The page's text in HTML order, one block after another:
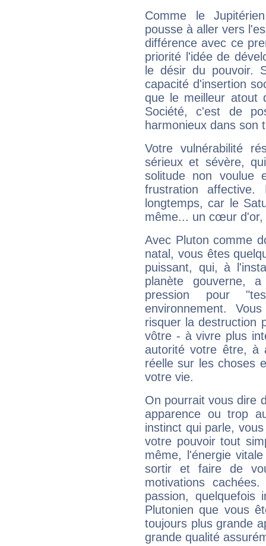
Comme le
pousse à aller vers
différence avec ce
priorité l'idée de
le désir du pouvoir.
capacité d'insertion
que le meilleur atout
Société, c'est de
harmonieux dans son
Votre vulnérabilité
sérieux et sévère,
solitude non voulue
frustration
longtemps, car le
même... un cœur d'or,
Avec Pluton comme
natal, vous êtes
puissant, qui, à
planète gouverne,
pression pour
environnement.
risquer la destruction
vôtre - à vivre plus
autorité votre être, à
réelle sur les choses
votre vie.
On pourrait vous dire
apparence ou trop
instinct qui parle,
votre pouvoir tout
même, l'énergie
sortir et faire de
motivations
passion, quelquefois
Plutonien que vous
toujours plus grande
grande qualité